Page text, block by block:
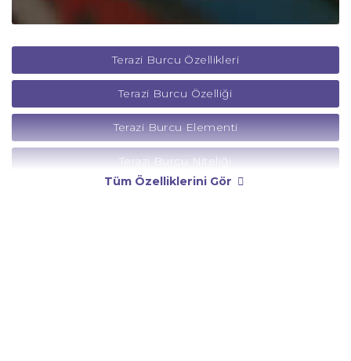
Terazi Burcu Özellikleri
Terazi Burcu Özelliği
Terazi Burcu Elementi
Terazi Burcu Niteliği
Tüm Özelliklerini Gör